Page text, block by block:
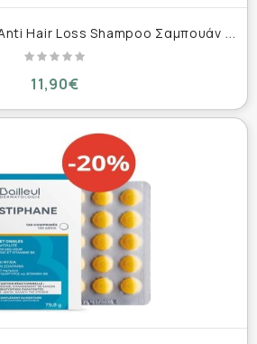
B
ailleul Cystiphane Anti Hair Loss Shampoo Σαμπουάν Κατά της Τριχόπτωσης 200ml
11,90€